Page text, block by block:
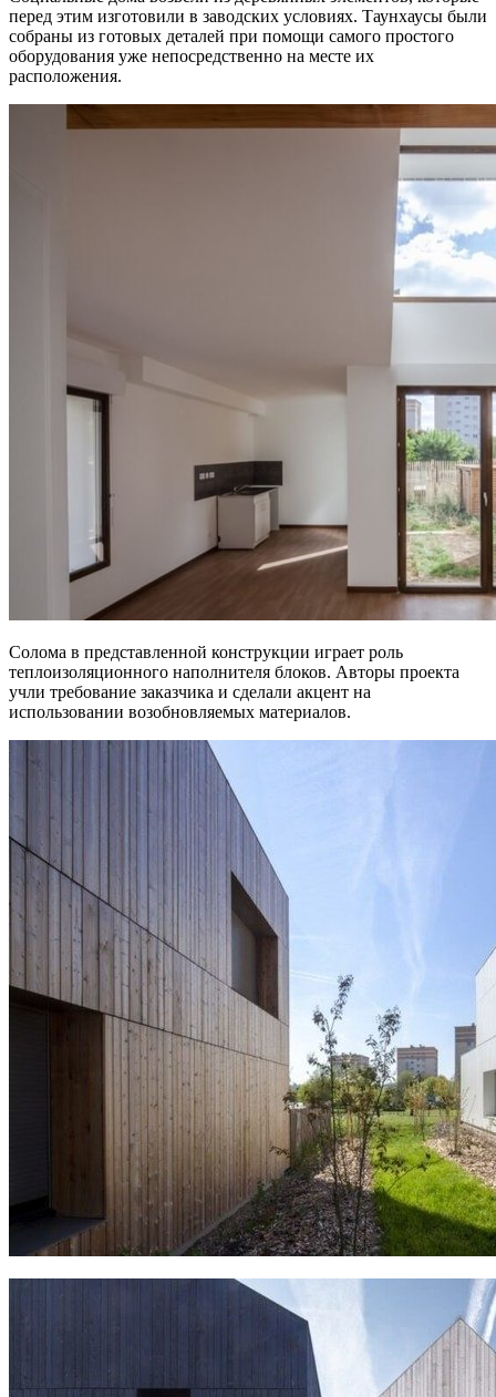
перед этим изготовили в заводских условиях. Таунхаусы были
собраны из готовых деталей при помощи самого простого
оборудования уже непосредственно на месте их
расположения.
Солома в представленной конструкции играет роль
теплоизоляционного наполнителя блоков. Авторы проекта
учли требование заказчика и сделали акцент на
использовании возобновляемых материалов.